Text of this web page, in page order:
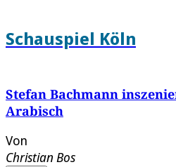
Schauspiel Köln
Stefan Bachmann
Arabisch
Von
Christian Bos